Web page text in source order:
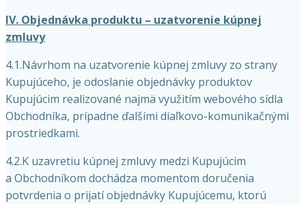
IV. Objednávka produktu – uzatvorenie kúpnej
zmluvy
4.1.Návrhom na uzatvorenie kúpnej zmluvy zo strany
Kupujúceho, je odoslanie objednávky produktov
Kupujúcim realizované najmä využitím webového sídla
Obchodníka, prípadne ďalšími diaľkovo-komunikačnými
prostriedkami.
4.2.K uzavretiu kúpnej zmluvy medzi Kupujúcim
a Obchodníkom dochádza momentom doručenia
potvrdenia o prijatí objednávky Kupujúcemu, ktorú